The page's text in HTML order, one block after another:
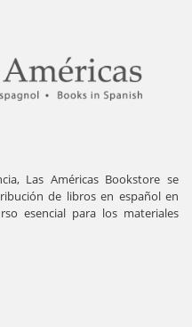
Las Américas Bookstore se
de libros en español en
esencial para los materiales